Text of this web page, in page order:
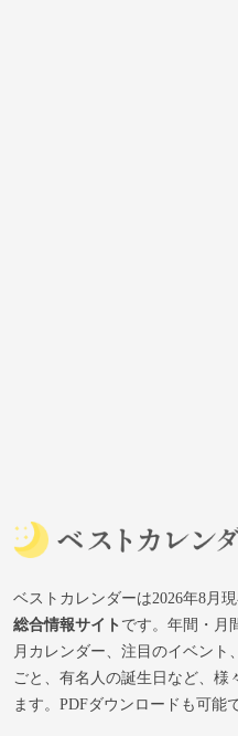
ベストカレンダーは2026年8月現
総合情報サイトです。年間・月
月カレンダー、注目のイベント
ごと、有名人の誕生日など、様
ます。PDFダウンロードも可能